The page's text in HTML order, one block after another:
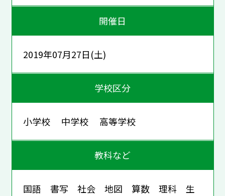
開催日
2019年07月27日(土)
学校区分
小学校 中学校 高等学校
教科など
国語 書写 社会 地図 算数 理科 生